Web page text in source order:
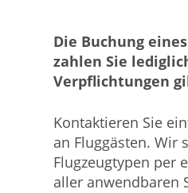
Die Buchung
zahlen Sie
Verpflichtungen
Kontaktieren Sie
an Fluggästen. Wir
Flugzeugtypen per
aller anwendbaren